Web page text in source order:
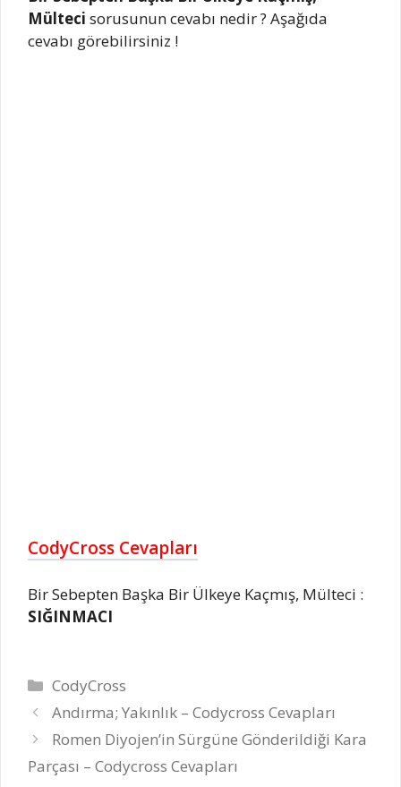
Mülteci sorusunun cevabı nedir ? Aşağıda
cevabı görebilirsiniz !
CodyCross Cevapları
Bir Sebepten Başka Bir Ülkeye Kaçmış, Mülteci :
SIĞINMACI
Kategoriler
CodyCross
Andırma; Yakınlık – Codycross Cevapları
Romen Diyojen’in Sürgüne Gönderildiği Kara
Parçası – Codycross Cevapları